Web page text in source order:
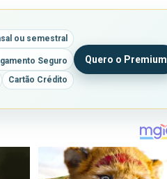
ou semestral
Seguro
Cartão Crédito
Quero o Premium